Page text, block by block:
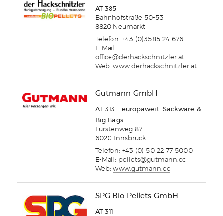
AT 385
Bahnhofstraße 50-53
8820 Neumarkt
Telefon: +43 (0)3585 24 676
E-Mail:
office@derhackschnitzler.at
Web:www.derhackschnitzler.at
Gutmann GmbH
AT 313 - europaweit: Sackware &
Big Bags
Fürstenweg 87
6020 Innsbruck
Telefon: +43 (0) 50 22 77 5000
E-Mail: pellets@gutmann.cc
Web:www.gutmann.cc
SPG Bio-Pellets GmbH
AT 311